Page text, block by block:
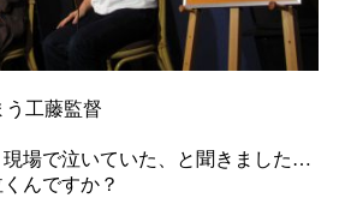
工藤監督
現場で泣いていた、と聞きました…
んですか？